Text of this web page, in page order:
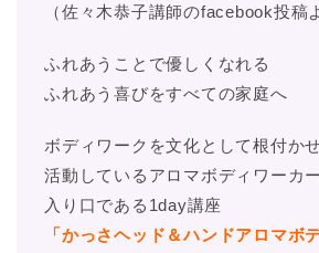
（佐々木恭子講師のfacebook投稿
ふれあうことで優しくなれる
ふれあう喜びをすべての家庭へ
ボディワークを文化として根付か
活動しているアロマボディワーカ
入り口である1day講座
「かっさヘッド＆ハンドアロマボ